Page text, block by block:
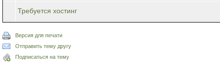
Требуется хостинг
Версия для печати
Отправить тему другу
Подписаться на тему